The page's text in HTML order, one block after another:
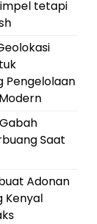
tetapi
Pengelolaan
Saat
Adonan
Kenyal